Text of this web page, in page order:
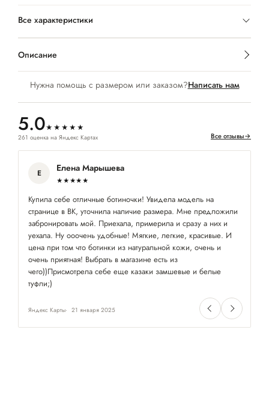
Нужна помощь с размером или заказом?Написать нам
5.0★★★★★
261 оценка на Яндекс Картах Все отзывы→
Е Елена Марышева
★★★★★
Купила себе отличные ботиночки! Увидела модель на
странице в ВК, уточнила наличие размера. Мне предложили
забронировать мой. Приехала, примерила и сразу а них и
уехала. Ну ооочень удобные! Мягкие, легкие, красивые. И
цена при том что ботинки из натуральной кожи, очень и
очень приятная! Выбрать в магазине есть из
чего))Присмотрела себе еще казаки замшевые и белые
туфли;)
Яндекс Карты 21 января 2025
Все характеристики
Описание